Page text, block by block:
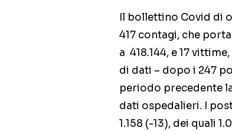
Il bollettino Covid di
417 contagi, che
a 418.144, e 17
di dati – dopo i 247
periodo precedente
dati ospedalieri. I
1.158 (-13), dei quali